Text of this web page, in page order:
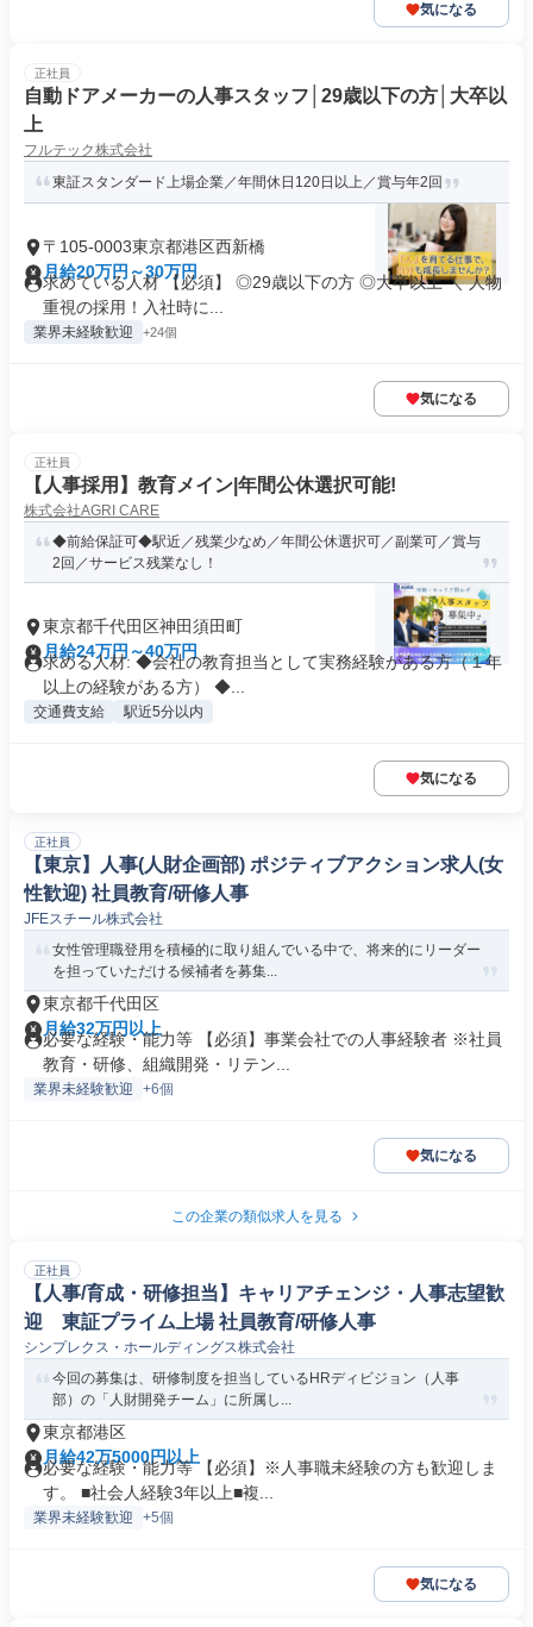
気になる
正社員
自動ドアメーカーの人事スタッフ│29歳以下の方│大卒以
上
フルテック株式会社
東証スタンダード上場企業／年間休日120日以上／賞与年2回
〒105-0003東京都港区西新橋
月給20万円～30万円
求めている人材 【必須】 ◎29歳以下の方 ◎大卒以上 ＼ 人物
重視の採用！入社時に...
業界未経験歓迎 +24個
気になる
正社員
【人事採用】教育メイン|年間公休選択可能!
株式会社AGRI CARE
◆前給保証可◆駅近／残業少なめ／年間公休選択可／副業可／賞与
2回／サービス残業なし！
東京都千代田区神田須田町
月給24万円～40万円
求める人材: ◆会社の教育担当として実務経験がある方（１年
以上の経験がある方） ◆...
交通費支給 駅近5分以内
気になる
正社員
【東京】人事(人財企画部) ポジティブアクション求人(女
性歓迎) 社員教育/研修人事
JFEスチール株式会社
女性管理職登用を積極的に取り組んでいる中で、将来的にリーダー
を担っていただける候補者を募集...
東京都千代田区
月給32万円以上
必要な経験・能力等 【必須】事業会社での人事経験者 ※社員
教育・研修、組織開発・リテン...
業界未経験歓迎 +6個
気になる
この企業の類似求人を見る
正社員
【人事/育成・研修担当】キャリアチェンジ・人事志望歓
迎 東証プライム上場 社員教育/研修人事
シンプレクス・ホールディングス株式会社
今回の募集は、研修制度を担当しているHRディビジョン（人事
部）の「人財開発チーム」に所属し...
東京都港区
月給42万5000円以上
必要な経験・能力等 【必須】※人事職未経験の方も歓迎しま
す。 ■社会人経験3年以上■複...
業界未経験歓迎 +5個
気になる